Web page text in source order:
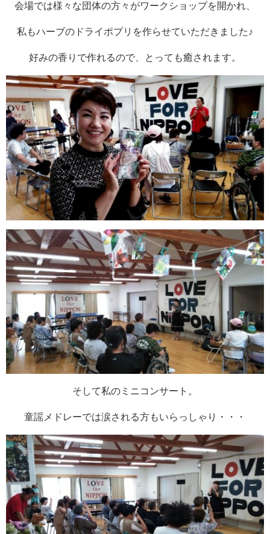
会場では様々な団体の方々がワークショップを開かれ、
私もハーブのドライポプリを作らせていただきました♪
好みの香りで作れるので、とっても癒されます。
そして私のミニコンサート。
童謡メドレーでは涙される方もいらっしゃり・・・